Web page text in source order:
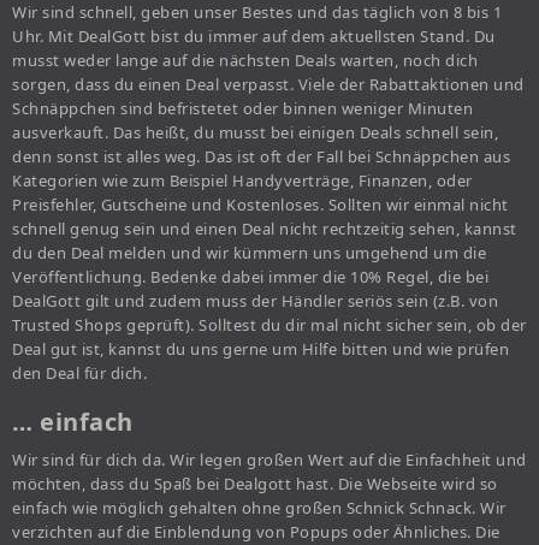
Wir sind schnell, geben unser Bestes und das täglich von 8 bis 1
Uhr. Mit DealGott bist du immer auf dem aktuellsten Stand. Du
musst weder lange auf die nächsten Deals warten, noch dich
sorgen, dass du einen Deal verpasst. Viele der Rabattaktionen und
Schnäppchen sind befristetet oder binnen weniger Minuten
ausverkauft. Das heißt, du musst bei einigen Deals schnell sein,
denn sonst ist alles weg. Das ist oft der Fall bei Schnäppchen aus
Kategorien wie zum Beispiel Handyverträge, Finanzen, oder
Preisfehler, Gutscheine und Kostenloses. Sollten wir einmal nicht
schnell genug sein und einen Deal nicht rechtzeitig sehen, kannst
du den Deal melden und wir kümmern uns umgehend um die
Veröffentlichung. Bedenke dabei immer die 10% Regel, die bei
DealGott gilt und zudem muss der Händler seriös sein (z.B. von
Trusted Shops geprüft). Solltest du dir mal nicht sicher sein, ob der
Deal gut ist, kannst du uns gerne um Hilfe bitten und wie prüfen
den Deal für dich.
… einfach
Wir sind für dich da. Wir legen großen Wert auf die Einfachheit und
möchten, dass du Spaß bei Dealgott hast. Die Webseite wird so
einfach wie möglich gehalten ohne großen Schnick Schnack. Wir
verzichten auf die Einblendung von Popups oder Ähnliches. Die